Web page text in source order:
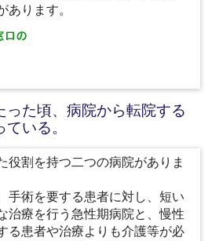
あります。
った頃、病院から転院する
いる。
役割を持つ二つの病院がありま
手術を要する患者に対し、短い
治療を行う急性期病院と、慢性
る患者や治療よりも介護等が必